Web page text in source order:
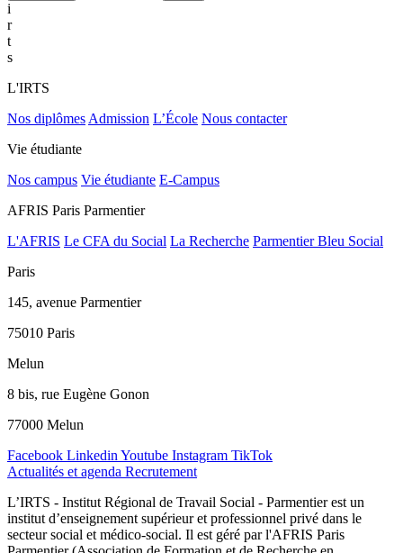
i
r
t
s
L'IRTS
Nos diplômes Admission L’École Nous contacter
Vie étudiante
Nos campus Vie étudiante E-Campus
AFRIS Paris Parmentier
L'AFRIS Le CFA du Social La Recherche Parmentier Bleu Social
Paris
145, avenue Parmentier
75010 Paris
Melun
8 bis, rue Eugène Gonon
77000 Melun
Facebook Linkedin Youtube Instagram TikTok
Actualités et agenda Recrutement
L’IRTS - Institut Régional de Travail Social - Parmentier est un
institut d’enseignement supérieur et professionnel privé dans le
secteur social et médico-social. Il est géré par l'AFRIS Paris